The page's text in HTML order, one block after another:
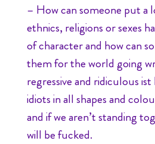
– How can someone put a
ethnics, religions or sexes
of character and how can
them for the world going
regressive and ridiculous
idiots in all shapes and
and if we aren’t standing
will be fucked.